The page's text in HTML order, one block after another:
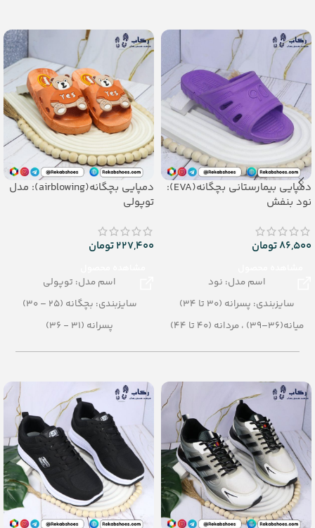
– جنس: eva soft
– جنس: EVA
دمپایی بیمارستانی بچگانه(EVA):
نود بنفش
86,500تومان
اسم مدل: نود
سایزبندی: پسرانه (30 تا 34)
میانه(36–39) ، مردانه (40 تا 44)
(آبی، طوسی، بنفش، سورمه ای)
تعداد در کارتن: 36 جفت
جنس: EVA
دمپایی بچگانه(airblowing): مدل
توپولی
227,400تومان
اسم مدل: توپولی
سایزبندی: بچگانه (25 – 30)
پسرانه (31 - 36)
جنس: Air blowing